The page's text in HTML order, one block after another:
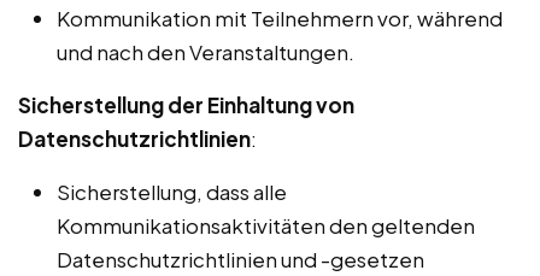
Kommunikation mit Teilnehmern vor, während
und nach den Veranstaltungen.
Sicherstellung der Einhaltung von
Datenschutzrichtlinien:
Sicherstellung, dass alle
Kommunikationsaktivitäten den geltenden
Datenschutzrichtlinien und -gesetzen